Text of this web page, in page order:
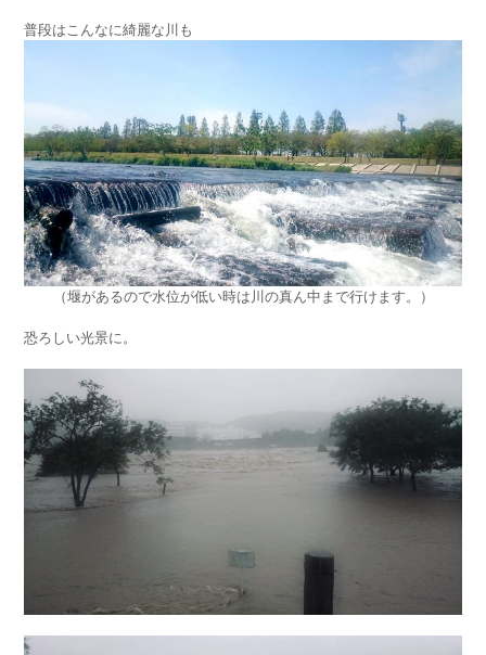
普段はこんなに綺麗な川も
（堰があるので水位が低い時は川の真ん中まで行けます。）
恐ろしい光景に。